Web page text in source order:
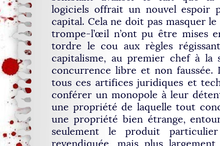
logiciels offrait un nouvel espoir
capital. Cela ne doit pas masquer
trompe-l’œil n’ont pu être mises
tordre le cou aux règles
capitalisme, au premier chef à la
concurrence libre et non faussée.
tous ces artifices juridiques et
conférer un monopole à leur
une propriété de laquelle tout
une propriété bien étrange,
seulement le produit
revendiquée, mais plus